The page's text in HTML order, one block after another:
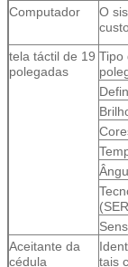
Computador
O
tela táctil de 19
polegadas
Tipo
Aceitante da
cédula
tais